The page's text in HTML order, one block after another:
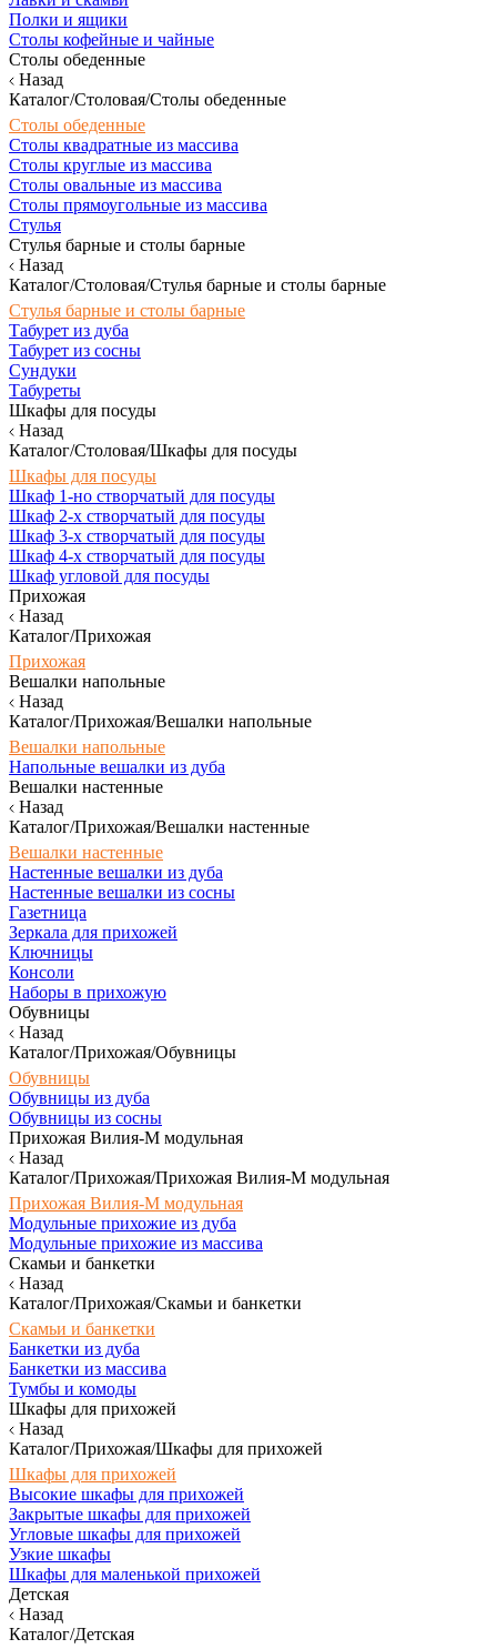
Полки и ящики
Столы кофейные и чайные
Столы обеденные
Назад
Каталог/Столовая/Столы обеденные
Столы обеденные
Столы квадратные из массива
Столы круглые из массива
Столы овальные из массива
Столы прямоугольные из массива
Стулья
Стулья барные и столы барные
Назад
Каталог/Столовая/Стулья барные и столы барные
Стулья барные и столы барные
Табурет из дуба
Табурет из сосны
Сундуки
Табуреты
Шкафы для посуды
Назад
Каталог/Столовая/Шкафы для посуды
Шкафы для посуды
Шкаф 1-но створчатый для посуды
Шкаф 2-х створчатый для посуды
Шкаф 3-х створчатый для посуды
Шкаф 4-х створчатый для посуды
Шкаф угловой для посуды
Прихожая
Назад
Каталог/Прихожая
Прихожая
Вешалки напольные
Назад
Каталог/Прихожая/Вешалки напольные
Вешалки напольные
Напольные вешалки из дуба
Вешалки настенные
Назад
Каталог/Прихожая/Вешалки настенные
Вешалки настенные
Настенные вешалки из дуба
Настенные вешалки из сосны
Газетница
Зеркала для прихожей
Ключницы
Консоли
Наборы в прихожую
Обувницы
Назад
Каталог/Прихожая/Обувницы
Обувницы
Обувницы из дуба
Обувницы из сосны
Прихожая Вилия-М модульная
Назад
Каталог/Прихожая/Прихожая Вилия-М модульная
Прихожая Вилия-М модульная
Модульные прихожие из дуба
Модульные прихожие из массива
Скамьи и банкетки
Назад
Каталог/Прихожая/Скамьи и банкетки
Скамьи и банкетки
Банкетки из дуба
Банкетки из массива
Тумбы и комоды
Шкафы для прихожей
Назад
Каталог/Прихожая/Шкафы для прихожей
Шкафы для прихожей
Высокие шкафы для прихожей
Закрытые шкафы для прихожей
Угловые шкафы для прихожей
Узкие шкафы
Шкафы для маленькой прихожей
Детская
Назад
Каталог/Детская